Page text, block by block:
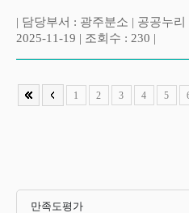
| 담당부서 : 광주분소 | 공공누리
2025-11-19 | 조회수 : 230 |
1 2 3 4 5
만족도평가